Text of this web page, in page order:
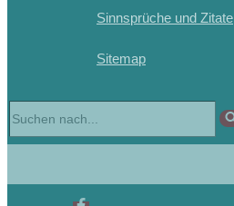
Sinnsprüche und Zitate
Sitemap